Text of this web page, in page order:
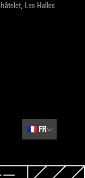
Les Halles
🇫🇷 FR